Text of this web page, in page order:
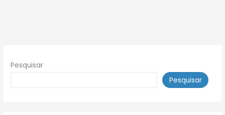
Pesquisar
Pesquisar